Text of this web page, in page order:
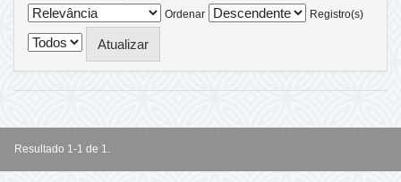
Ordenar
Registro(s)
Resultado 1-1 de 1.